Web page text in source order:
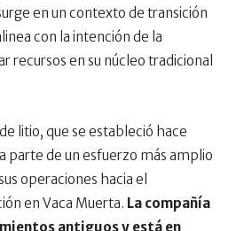
en un contexto de transición
con la intención de la
recursos en su núcleo tradicional
litio, que se estableció hace
parte de un esfuerzo más amplio
operaciones hacia el
en Vaca Muerta. La compañía
antiguos y está en